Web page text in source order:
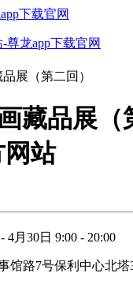
下载官网
尊龙app下载官网
展（第二回）
藏品展（
站
4月30日 9:00 - 20:00
馆路7号保利中心北